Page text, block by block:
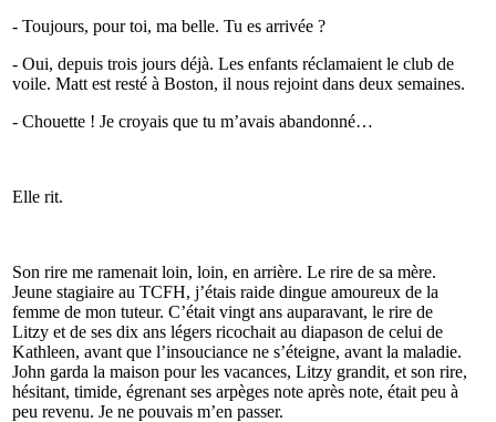
- Toujours, pour toi, ma belle. Tu es arrivée ?
- Oui, depuis trois jours déjà. Les enfants réclamaient le club de
voile. Matt est resté à Boston, il nous rejoint dans deux semaines.
- Chouette ! Je croyais que tu m’avais abandonné…
Elle rit.
Son rire me ramenait loin, loin, en arrière. Le rire de sa mère.
Jeune stagiaire au TCFH, j’étais raide dingue amoureux de la
femme de mon tuteur. C’était vingt ans auparavant, le rire de
Litzy et de ses dix ans légers ricochait au diapason de celui de
Kathleen, avant que l’insouciance ne s’éteigne, avant la maladie.
John garda la maison pour les vacances, Litzy grandit, et son rire,
hésitant, timide, égrenant ses arpèges note après note, était peu à
peu revenu. Je ne pouvais m’en passer.